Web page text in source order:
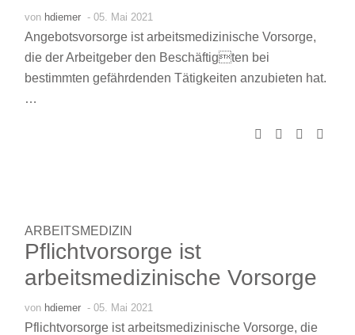
von hdiemer - 05. Mai 2021
Angebotsvorsorge ist arbeitsmedizinische Vorsorge,
die der Arbeitgeber den Beschäftigten bei
bestimmten gefährdenden Tätigkeiten anzubieten hat.
…
ARBEITSMEDIZIN
Pflichtvorsorge ist
arbeitsmedizinische Vorsorge
von hdiemer - 05. Mai 2021
Pflichtvorsorge ist arbeitsmedizinische Vorsorge, die